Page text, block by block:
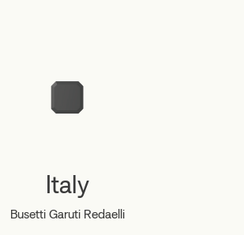
Italy
Busetti Garuti Redaelli